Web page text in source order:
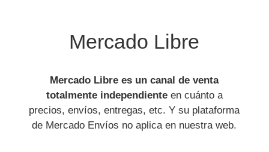
Mercado Libre
Mercado Libre es un canal de venta
totalmente independienteen cuánto a
precios, envíos, entregas, etc. Y su plataforma
de Mercado Envíos no aplica en nuestra web.